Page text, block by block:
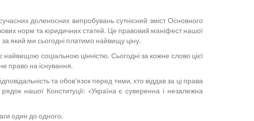
доленосних випробувань сутнісний зміст Основного
норм та юридичних статей. Це правовий маніфест нашої
який ми сьогодні платимо найвищу ціну.
найвищою соціальною цінністю. Сьогодні за кожне слово цієї
право на існування.
та обов'язок перед тими, хто віддав за ці права
нашої Конституції: «Україна є суверенна і незалежна
один до одного.